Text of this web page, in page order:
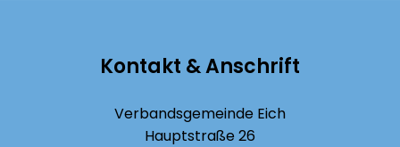
Kontakt & Anschrift
Verbandsgemeinde Eich
Hauptstraße 26